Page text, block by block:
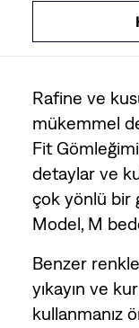
Rafine ve
mükemmel
Fit
detaylar ve
çok yönlü bir
Model, M
Benzer
yıkayın ve
kullanmanız